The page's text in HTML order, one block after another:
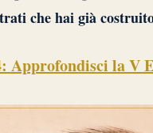
che hai già
Approfondisci la V